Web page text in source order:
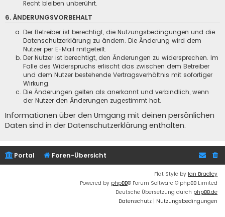
Recht bleiben unberührt.
6. ÄNDERUNGSVORBEHALT
Der Betreiber ist berechtigt, die Nutzungsbedingungen und die
Datenschutzerklärung zu ändern. Die Änderung wird dem
Nutzer per E-Mail mitgeteilt.
Der Nutzer ist berechtigt, den Änderungen zu widersprechen. Im
Falle des Widerspruchs erlischt das zwischen dem Betreiber
und dem Nutzer bestehende Vertragsverhältnis mit sofortiger
Wirkung.
Die Änderungen gelten als anerkannt und verbindlich, wenn
der Nutzer den Änderungen zugestimmt hat.
Informationen über den Umgang mit deinen persönlichen
Daten sind in der Datenschutzerklärung enthalten.
Portal Foren-Übersicht
Flat Style by Ian Bradley
Powered by phpBB® Forum Software © phpBB Limited
Deutsche Übersetzung durch phpBB.de
Datenschutz | Nutzungsbedingungen